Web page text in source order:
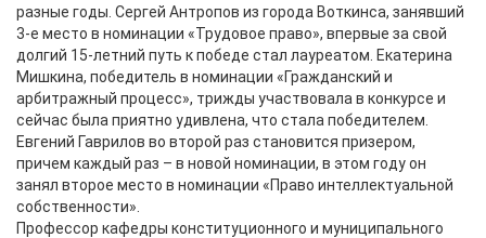
разные годы. Сергей Антропов из города Воткинса, занявший
3-е место в номинации «Трудовое право», впервые за свой
долгий 15-летний путь к победе стал лауреатом. Екатерина
Мишкина, победитель в номинации «Гражданский и
арбитражный процесс», трижды участвовала в конкурсе и
сейчас была приятно удивлена, что стала победителем.
Евгений Гаврилов во второй раз становится призером,
причем каждый раз – в новой номинации, в этом году он
занял второе место в номинации «Право интеллектуальной
собственности».
Профессор кафедры конституционного и муниципального